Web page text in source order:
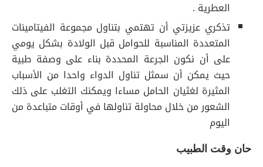
العطرية .
تذكري عزيزتي أن تهتمي بتناول مجموعة الفيتامينات
المتعددة المناسبة للحوامل قبل الولادة بشكل يومي
على أن نكون الجرعة المحددة بناء على وصفة طبية
حيث يمكن أن سمثل تناول الدواء واحدا من الأسباب
المثيرة لغثيان الحامل مساءا ويمكنك التغلب على ذلك
الشعور من خلال محاولة تناولها في أوقات متباعدة من
اليوم
حان وقت الطبيب